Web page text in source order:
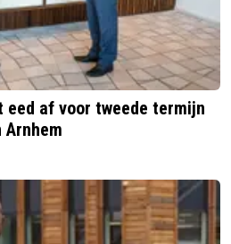
eed af voor tweede termijn